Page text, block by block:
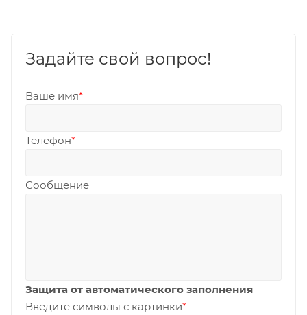
Задайте свой вопрос!
Ваше имя*
Телефон*
Сообщение
Защита от автоматического заполнения
Введите символы с картинки*